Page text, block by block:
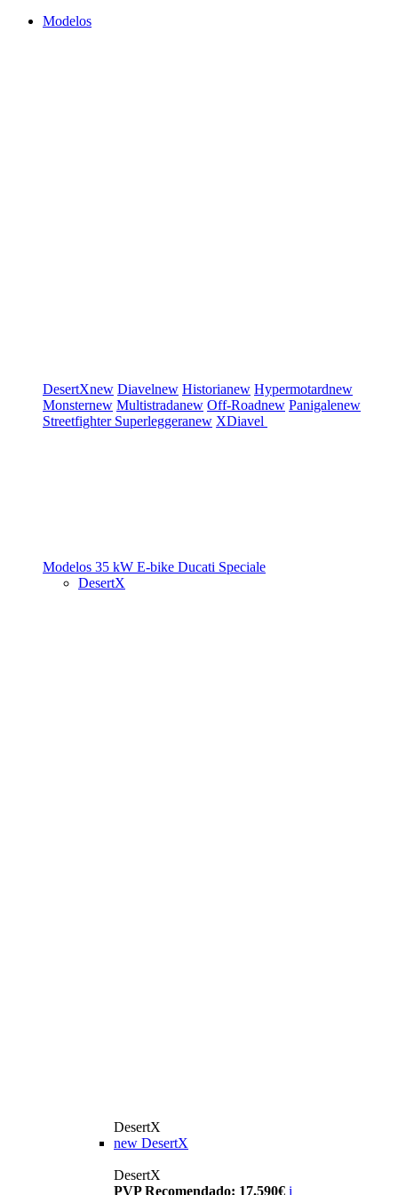
Modelos
DesertXnew Diavelnew Historianew Hypermotardnew
Monsternew Multistradanew Off-Roadnew Panigalenew
Streetfighter Superleggeranew XDiavel
Modelos 35 kW E-bike Ducati Speciale
DesertX
DesertX
new DesertX
DesertX
PVP Recomendado: 17.590€ i